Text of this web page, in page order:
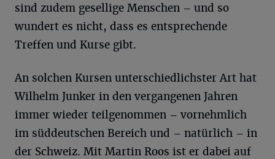
sind zudem gesellige Menschen – und so
wundert es nicht, dass es entsprechende
Treffen und Kurse gibt.
An solchen Kursen unterschiedlichster Art hat
Wilhelm Junker in den vergangenen Jahren
immer wieder teilgenommen – vornehmlich
im süddeutschen Bereich und – natürlich – in
der Schweiz. Mit Martin Roos ist er dabei auf